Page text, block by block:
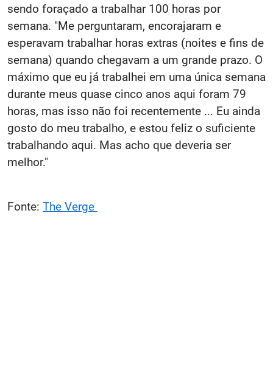
sendo foraçado a trabalhar 100 horas por
semana. "Me perguntaram, encorajaram e
esperavam trabalhar horas extras (noites e fins de
semana) quando chegavam a um grande prazo. O
máximo que eu já trabalhei em uma única semana
durante meus quase cinco anos aqui foram 79
horas, mas isso não foi recentemente ... Eu ainda
gosto do meu trabalho, e estou feliz o suficiente
trabalhando aqui. Mas acho que deveria ser
melhor."
Fonte: The Verge